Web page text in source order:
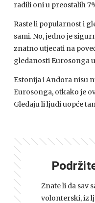
radili oni u preostalih
Raste li popularnost i
sami. No, jedno je
znatno utjecati na
gledanosti Eurosonga
Estonija i Andora nisu
Eurosonga, otkako je
Gledaju li ljudi uopće
Znate li da sav
volonterski, iz